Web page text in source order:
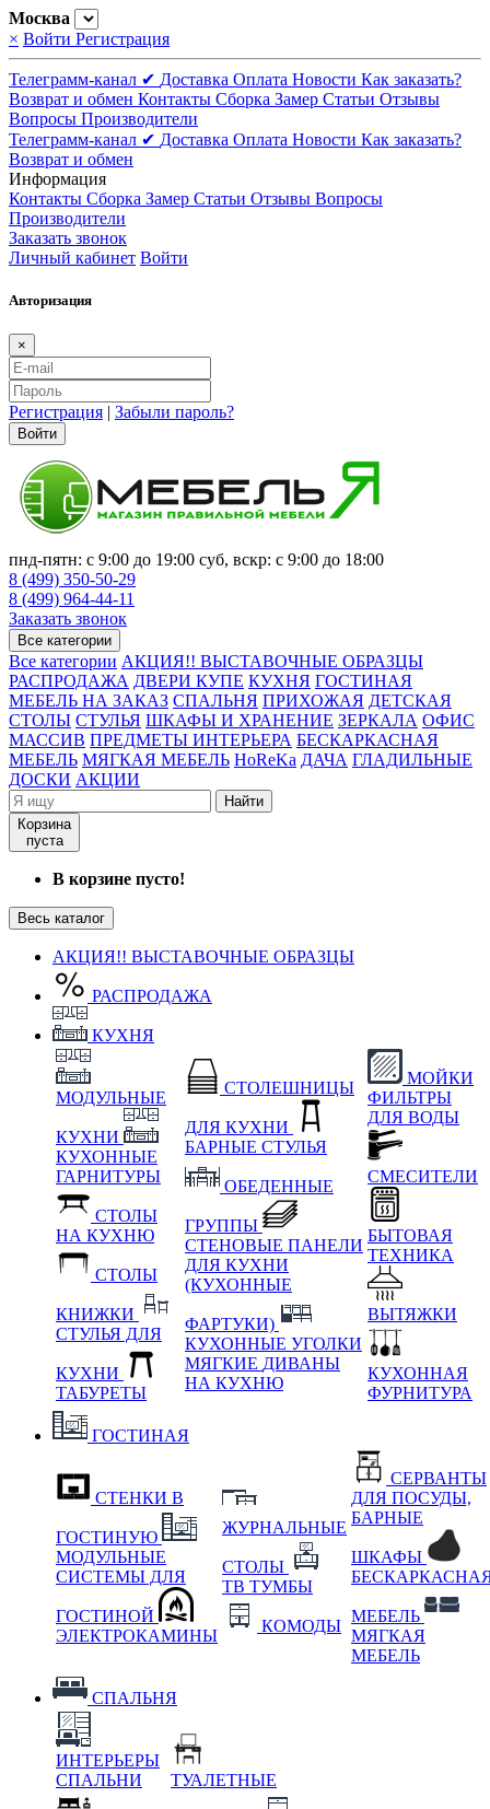
Москва
× Войти Регистрация
Телеграмм-канал ✔ Доставка Оплата Новости Как заказать?
Возврат и обмен Контакты Сборка Замер Статьи Отзывы
Вопросы Производители
Телеграмм-канал ✔ Доставка Оплата Новости Как заказать?
Возврат и обмен
Информация
Контакты Сборка Замер Статьи Отзывы Вопросы
Производители
Заказать звонок
Личный кабинет Войти
Авторизация
×
Регистрация | Забыли пароль?
Войти
пнд-пятн: с 9:00 до 19:00 суб, вскр: с 9:00 до 18:00
8 (499) 350-50-29
8 (499) 964-44-11
Заказать звонок
Все категории
Все категории АКЦИЯ!! ВЫСТАВОЧНЫЕ ОБРАЗЦЫ
РАСПРОДАЖА ДВЕРИ КУПЕ КУХНЯ ГОСТИНАЯ
МЕБЕЛЬ НА ЗАКАЗ СПАЛЬНЯ ПРИХОЖАЯ ДЕТСКАЯ
СТОЛЫ СТУЛЬЯ ШКАФЫ И ХРАНЕНИЕ ЗЕРКАЛА ОФИС
МАССИВ ПРЕДМЕТЫ ИНТЕРЬЕРА БЕСКАРКАСНАЯ
МЕБЕЛЬ МЯГКАЯ МЕБЕЛЬ HoReKa ДАЧА ГЛАДИЛЬНЫЕ
ДОСКИ АКЦИИ
Найти
Корзина
пуста
В корзине пусто!
Весь каталог
АКЦИЯ!! ВЫСТАВОЧНЫЕ ОБРАЗЦЫ
РАСПРОДАЖА
КУХНЯ
МОДУЛЬНЫЕ
КУХНИ
КУХОННЫЕ
ГАРНИТУРЫ
СТОЛЫ
НА КУХНЮ
СТОЛЫ
КНИЖКИ
СТУЛЬЯ ДЛЯ
КУХНИ
ТАБУРЕТЫ
СТОЛЕШНИЦЫ
ДЛЯ КУХНИ
БАРНЫЕ СТУЛЬЯ
ОБЕДЕННЫЕ
ГРУППЫ
СТЕНОВЫЕ ПАНЕЛИ
ДЛЯ КУХНИ
(КУХОННЫЕ
ФАРТУКИ)
КУХОННЫЕ УГОЛКИ
МЯГКИЕ ДИВАНЫ
НА КУХНЮ
МОЙКИ
ФИЛЬТРЫ
ДЛЯ ВОДЫ
СМЕСИТЕЛИ
БЫТОВАЯ
ТЕХНИКА
ВЫТЯЖКИ
КУХОННАЯ
ФУРНИТУРА
ГОСТИНАЯ
СТЕНКИ В
ГОСТИНУЮ
МОДУЛЬНЫЕ
СИСТЕМЫ ДЛЯ
ГОСТИНОЙ
ЭЛЕКТРОКАМИНЫ
ЖУРНАЛЬНЫЕ
СТОЛЫ
ТВ ТУМБЫ
КОМОДЫ
СЕРВАНТЫ
ДЛЯ ПОСУДЫ,
БАРНЫЕ
ШКАФЫ
МЕБЕЛЬ
МЯГКАЯ
МЕБЕЛЬ
СПАЛЬНЯ
ИНТЕРЬЕРЫ
СПАЛЬНИ
ТУАЛЕТНЫЕ